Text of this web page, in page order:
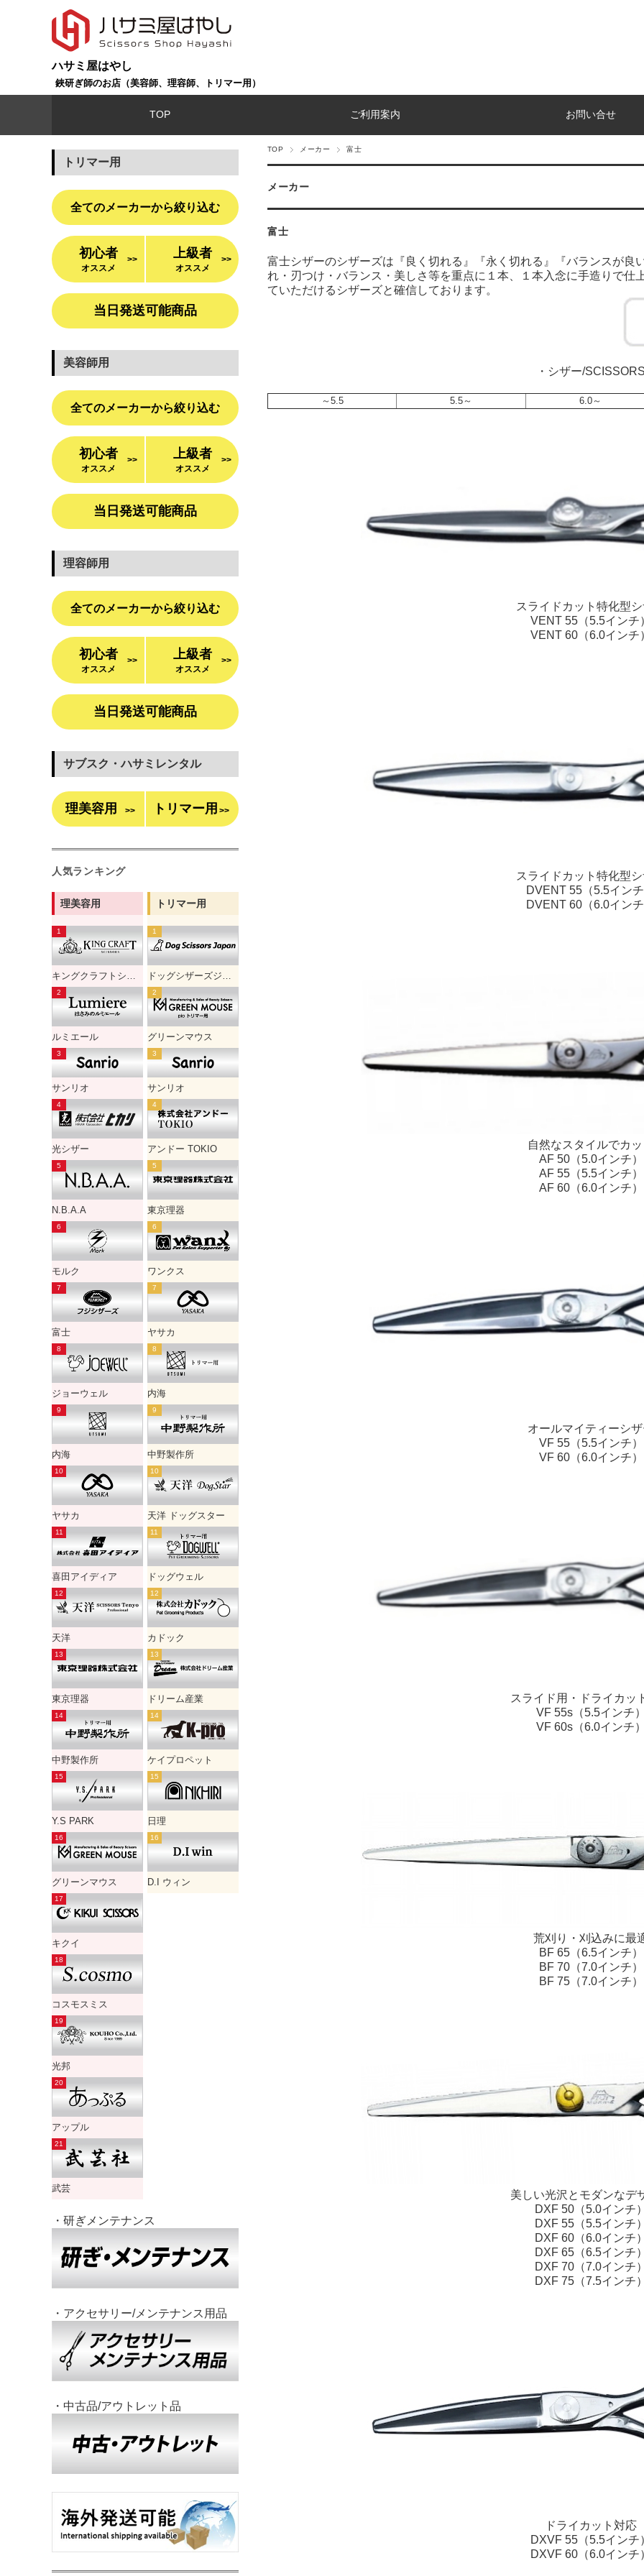
ハサミ屋はやし
鋏研ぎ師のお店（美容師、理容師、トリマー用）
TOP ご利用案内 お問い合せ
TOP メーカー 富士
メーカー
富士
富士シザーのシザーズは『良く切れる』『永く切れる』『バランスが良
れ・刃つけ・バランス・美しさ等を重点に１本、１本入念に手造りで
ていただけるシザーズと確信しております。
・シザー/
～5.5 5.5～ 6.0～
スライドカット特化型
VENT 55（5.5インチ
VENT 60（6.0インチ
スライドカット特化型
DVENT 55（5.5イン
DVENT 60（6.0イン
自然なスタイルでカ
AF 50（5.0インチ）
AF 55（5.5インチ）
AF 60（6.0インチ）
オールマイティーシ
VF 55（5.5インチ）
VF 60（6.0インチ）
スライド用・ドライカッ
VF 55s（5.5インチ
VF 60s（6.0インチ
荒刈り・刈込みに最
BF 65（6.5インチ）
BF 70（7.0インチ）
BF 75（7.0インチ）
美しい光沢とモダンなデ
DXF 50（5.0インチ
DXF 55（5.5インチ
DXF 60（6.0インチ
DXF 65（6.5インチ
DXF 70（7.0インチ
DXF 75（7.5インチ
ドライカット対応
DXVF 55（5.5インチ
DXVF 60（6.0インチ
トリマー用
全てのメーカーから絞り込む
初心者
オススメ
>> 上級者
オススメ
>>
当日発送可能商品
美容師用
全てのメーカーから絞り込む
初心者
オススメ
>> 上級者
オススメ
>>
当日発送可能商品
理容師用
全てのメーカーから絞り込む
初心者
オススメ
>> 上級者
オススメ
>>
当日発送可能商品
サブスク・ハサミレンタル
理美容用 >> トリマー用 >>
人気ランキング
理美容用
キングクラフトシザー
ルミエール
サンリオ
光シザー
N.B.A.A
モルク
富士
ジョーウェル
内海
ヤサカ
喜田アイディア
天洋
東京理器
中野製作所
Y.S PARK
グリーンマウス
キクイ
コスモスミス
光邦
アップル
武芸
トリマー用
ドッグシザーズジャパン
グリーンマウス
サンリオ
アンドー TOKIO
東京理器
ワンクス
ヤサカ
内海
中野製作所
天洋 ドッグスター
ドッグウェル
カドック
ドリーム産業
ケイプロペット
日理
D.I ウィン
・研ぎメンテナンス
・アクセサリー/メンテナンス用品
・中古品/アウトレット品